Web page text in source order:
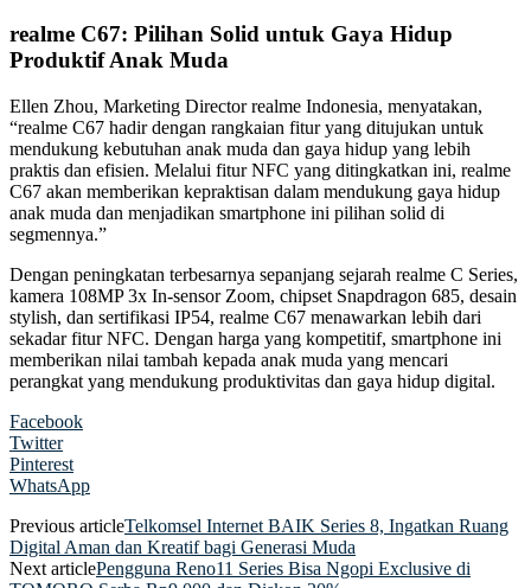
realme C67: Pilihan Solid untuk Gaya Hidup
Produktif Anak Muda
Ellen Zhou, Marketing Director realme Indonesia, menyatakan,
“realme C67 hadir dengan rangkaian fitur yang ditujukan untuk
mendukung kebutuhan anak muda dan gaya hidup yang lebih
praktis dan efisien. Melalui fitur NFC yang ditingkatkan ini, realme
C67 akan memberikan kepraktisan dalam mendukung gaya hidup
anak muda dan menjadikan smartphone ini pilihan solid di
segmennya.”
Dengan peningkatan terbesarnya sepanjang sejarah realme C Series,
kamera 108MP 3x In-sensor Zoom, chipset Snapdragon 685, desain
stylish, dan sertifikasi IP54, realme C67 menawarkan lebih dari
sekadar fitur NFC. Dengan harga yang kompetitif, smartphone ini
memberikan nilai tambah kepada anak muda yang mencari
perangkat yang mendukung produktivitas dan gaya hidup digital.
Facebook
Twitter
Pinterest
WhatsApp
Previous articleTelkomsel Internet BAIK Series 8, Ingatkan Ruang
Digital Aman dan Kreatif bagi Generasi Muda
Next articlePengguna Reno11 Series Bisa Ngopi Exclusive di